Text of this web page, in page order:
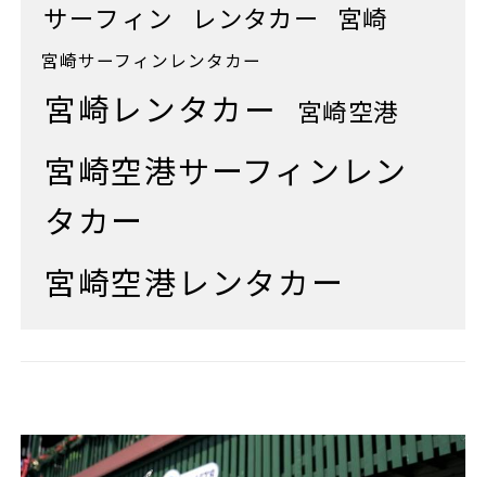
サーフィン レンタカー 宮崎
宮崎サーフィンレンタカー
宮崎レンタカー 宮崎空港
宮崎空港サーフィンレン
タカー
宮崎空港レンタカー